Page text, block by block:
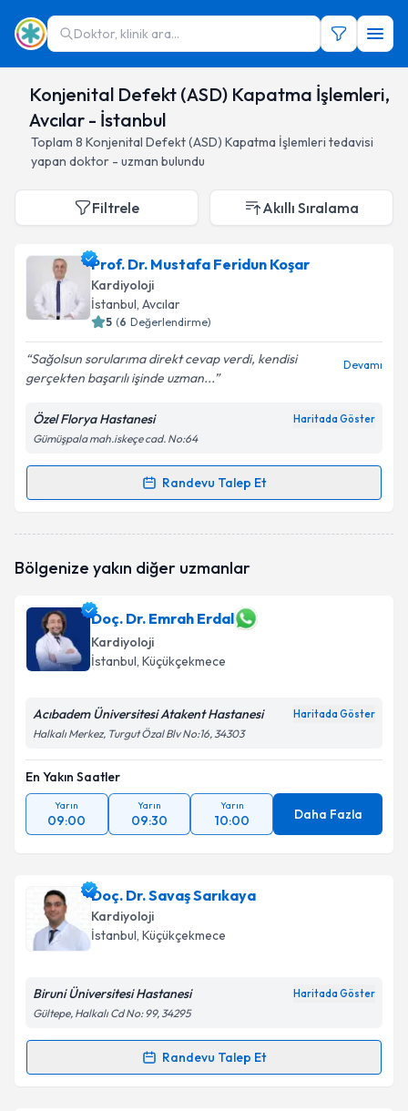
Doktor, klinik ara...
Konjenital Defekt (ASD) Kapatma İşlemleri,
Avcılar - İstanbul
Toplam 8 Konjenital Defekt (ASD) Kapatma İşlemleri tedavisi
yapan doktor - uzman bulundu
Filtrele Akıllı Sıralama
Prof. Dr. Mustafa Feridun Koşar
Kardiyoloji
İstanbul, Avcılar
5 (6 Değerlendirme)
Sağolsun sorularıma direkt cevap verdi, kendisi
gerçekten başarılı işinde uzman...
Devamı
Özel Florya Hastanesi Haritada Göster
Gümüşpala mah.iskeçe cad. No:64
Randevu Talep Et
Randevu Takvimi Talebi
takvimi talebi oluşturun. Size bu uzmandan randevu
bilgilendireceğiz.
E-posta Adresiniz
Kişisel verilerimin işlenmesine ilişkin
kapsamda işlenmesini kabul ediyorum.
Takvim Talebini Gönder
Bölgenize yakın diğer uzmanlar
Doç. Dr. Emrah Erdal
Kardiyoloji
İstanbul, Küçükçekmece
Acıbadem Üniversitesi Atakent Hastanesi Haritada Göster
Halkalı Merkez, Turgut Özal Blv No:16, 34303
En Yakın Saatler
Yarın
09:00
Yarın
09:30
Yarın
10:00 Daha Fazla
Doç. Dr. Savaş Sarıkaya
Kardiyoloji
İstanbul, Küçükçekmece
Biruni Üniversitesi Hastanesi Haritada Göster
Gültepe, Halkalı Cd No: 99, 34295
Randevu Talep Et
Randevu Takvimi Talebi